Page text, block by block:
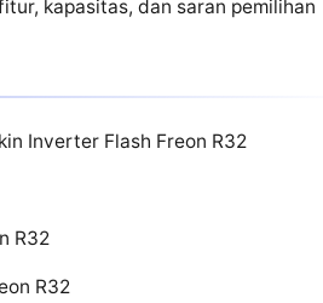
kapasitas, dan saran pemilihan
Inverter Flash Freon R32
R32
R32